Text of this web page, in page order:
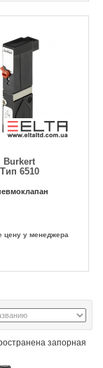
Burkert
Тип 6510
цену у менеджера
запорная